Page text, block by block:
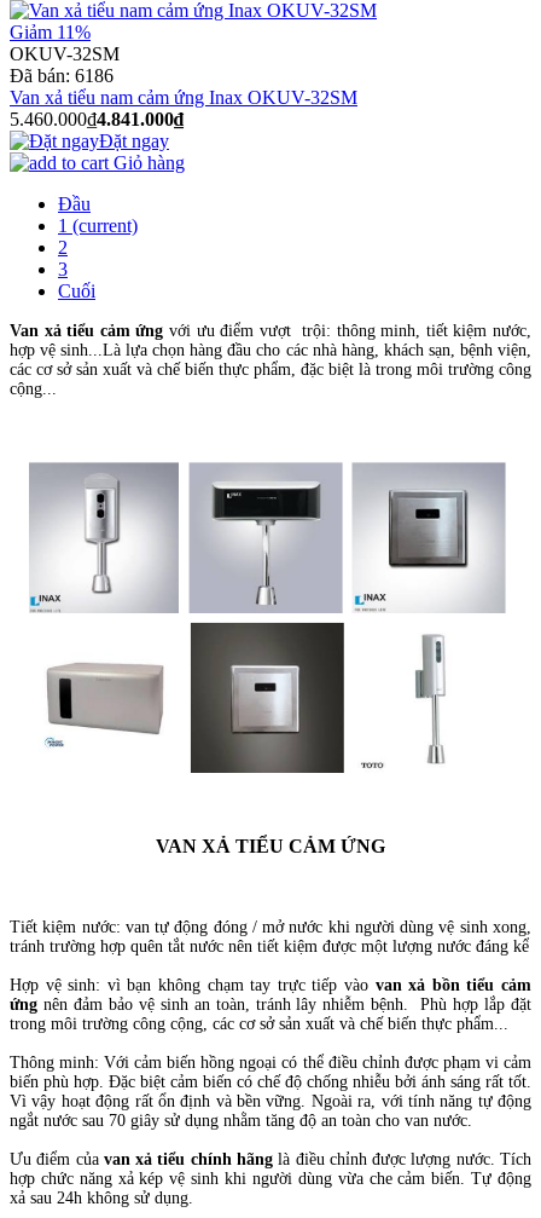
Giảm 11%
OKUV-32SM
Đã bán: 6186
Van xả tiểu nam cảm ứng Inax OKUV-32SM
5.460.000₫4.841.000₫
Đặt ngay
Giỏ hàng
Đầu
1 (current)
2
3
Cuối
Van xả tiểu cảm ứng với ưu điểm vượt trội: thông minh, tiết kiệm nước,
hợp vệ sinh...Là lựa chọn hàng đầu cho các nhà hàng, khách sạn, bệnh viện,
các cơ sở sản xuất và chế biến thực phẩm, đặc biệt là trong môi trường công
cộng...
VAN XẢ TIỂU CẢM ỨNG
Tiết kiệm nước: van tự động đóng / mở nước khi người dùng vệ sinh xong,
tránh trường hợp quên tắt nước nên tiết kiệm được một lượng nước đáng kể
Hợp vệ sinh: vì bạn không chạm tay trực tiếp vào van xả bồn tiểu cảm
ứng nên đảm bảo vệ sinh an toàn, tránh lây nhiễm bệnh. Phù hợp lắp đặt
trong môi trường công cộng, các cơ sở sản xuất và chế biến thực phẩm...
Thông minh: Với cảm biến hồng ngoại có thể điều chỉnh được phạm vi cảm
biến phù hợp. Đặc biệt cảm biến có chế độ chống nhiễu bởi ánh sáng rất tốt.
Vì vậy hoạt động rất ổn định và bền vững. Ngoài ra, với tính năng tự động
ngắt nước sau 70 giây sử dụng nhằm tăng độ an toàn cho van nước.
Ưu điểm của van xả tiểu chính hãnglà điều chỉnh được lượng nước. Tích
hợp chức năng xả kép vệ sinh khi người dùng vừa che cảm biến. Tự động
xả sau 24h không sử dụng.